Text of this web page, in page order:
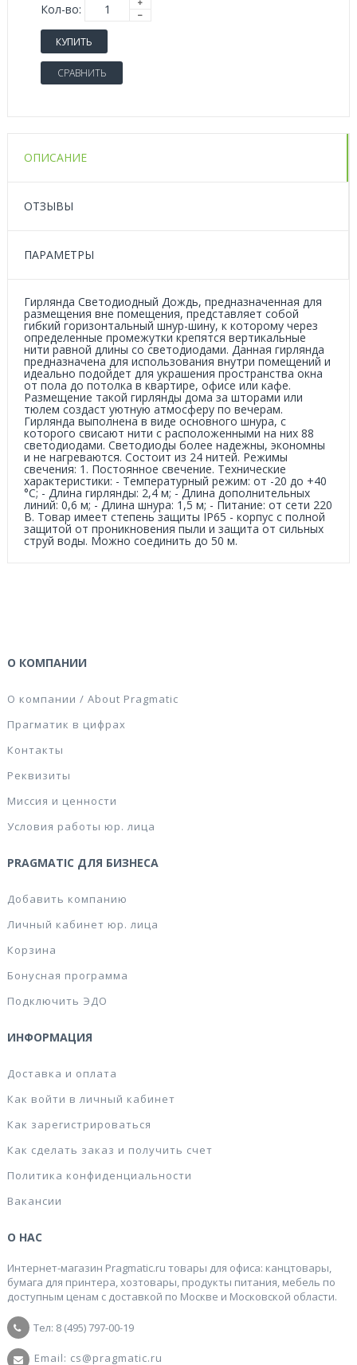
Кол-во:
КУПИТЬ
СРАВНИТЬ
ОПИСАНИЕ
ОТЗЫВЫ
ПАРАМЕТРЫ
Гирлянда Светодиодный Дождь, предназначенная для
размещения вне помещения, представляет собой
гибкий горизонтальный шнур-шину, к которому через
определенные промежутки крепятся вертикальные
нити равной длины со светодиодами. Данная гирлянда
предназначена для использования внутри помещений и
идеально подойдет для украшения пространства окна
от пола до потолка в квартире, офисе или кафе.
Размещение такой гирлянды дома за шторами или
тюлем создаст уютную атмосферу по вечерам.
Гирлянда выполнена в виде основного шнура, с
которого свисают нити с расположенными на них 88
светодиодами. Светодиоды более надежны, экономны
и не нагреваются. Состоит из 24 нитей. Режимы
свечения: 1. Постоянное свечение. Технические
характеристики: - Температурный режим: от -20 до +40
°C; - Длина гирлянды: 2,4 м; - Длина дополнительных
линий: 0,6 м; - Длина шнура: 1,5 м; - Питание: от сети 220
В. Товар имеет степень защиты IP65 - корпус с полной
защитой от проникновения пыли и защита от сильных
струй воды. Можно соединить до 50 м.
О КОМПАНИИ
О компании / About Pragmatic
Прагматик в цифрах
Контакты
Реквизиты
Миссия и ценности
Условия работы юр. лица
PRAGMATIC ДЛЯ БИЗНЕСА
Добавить компанию
Личный кабинет юр. лица
Корзина
Бонусная программа
Подключить ЭДО
ИНФОРМАЦИЯ
Доставка и оплата
Как войти в личный кабинет
Как зарегистрироваться
Как сделать заказ и получить счет
Политика конфиденциальности
Вакансии
О НАС
Интернет-магазин Pragmatic.ru товары для офиса: канцтовары,
бумага для принтера, хозтовары, продукты питания, мебель по
доступным ценам с доставкой по Москве и Московской области.
Тел: 8 (495) 797-00-19
Email: cs@pragmatic.ru